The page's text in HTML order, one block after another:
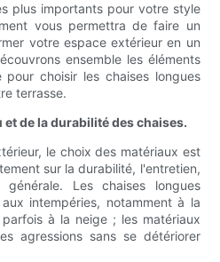
plus importants pour votre style
vous permettra de faire un
votre espace extérieur en un
ensemble les éléments
choisir les chaises longues
terrasse.
de la durabilité des chaises.
le choix des matériaux est
sur la durabilité, l'entretien,
Les chaises longues
intempéries, notamment à la
à la neige ; les matériaux
agressions sans se détériorer